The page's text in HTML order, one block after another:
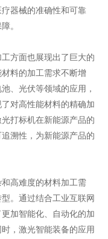
器械的准确性和可靠
。
方面也展现出了巨大的
料的加工需求不断增
、光伏等领域的应用，
对高性能材料的精确加
打标机在新能源产品的
溯性，为新能源产品的
高难度的材料加工需
。通过结合工业互联网
加智能化、自动化的加
，激光智能装备的应用